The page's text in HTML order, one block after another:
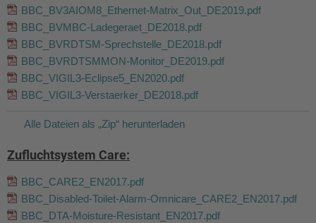
BBC_BV3AIOM8_Ethernet-Matrix_Out_DE2019.pdf
BBC_BVMBC-Ladegeraet_DE2018.pdf
BBC_BVRDTSM-Sprechstelle_DE2018.pdf
BBC_BVRDTSMMON-Monitor_DE2019.pdf
BBC_VIGIL3-Eclipse5_EN2020.pdf
BBC_VIGIL3-Verstaerker_DE2018.pdf
Alle Dateien als „Zip“ herunterladen
Zufluchtsystem Care:
BBC_CARE2_EN2017.pdf
BBC_Disabled-Toilet-Alarm-Omnicare_CARE2_EN2017.pdf
BBC_DTA-Moisture-Resistant_EN2017.pdf